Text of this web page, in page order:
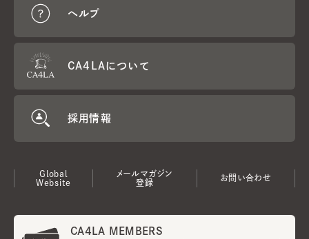
ヘルプ
CA4LAについて
採用情報
Global
Website
メールマガジン
登録
お問い合わせ
CA4LA MEMBERS